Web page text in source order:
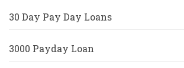
30 Day Pay Day Loans
3000 Payday Loan